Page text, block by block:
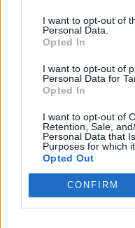
I want to opt-out of
Personal Data.
Opted In
I want to opt-out of
Personal Data for
Opted In
I want to opt-out of
Retention, Sale,
Personal Data that
Purposes for which
Opted Out
CONFIRM
13. rész
Woody
A világ